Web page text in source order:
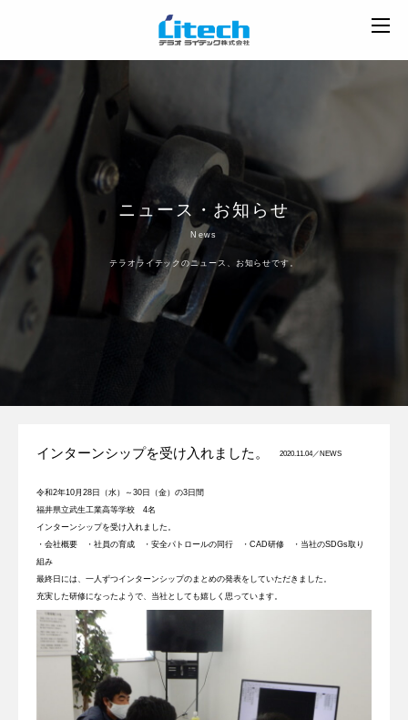
ニュース・お知らせ
News
テラオライテックのニュース、お知らせです。
インターンシップを受け入れました。 2020.11.04／ NEWS
令和2年10月28日（水）～30日（金）の3日間
福井県立武生工業高等学校 4名
インターンシップを受け入れました。
・会社概要 ・社員の育成 ・安全パトロールの同行 ・CAD研修 ・当社のSDGs取り
組み
最終日には、一人ずつインターンシップのまとめの発表をしていただきました。
充実した研修になったようで、当社としても嬉しく思っています。